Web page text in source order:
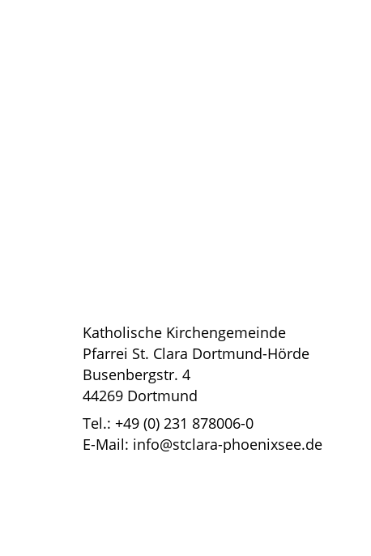
Katholische Kirchengemeinde
Pfarrei St. Clara Dortmund-Hörde
Busenbergstr. 4
44269 Dortmund
Tel.: +49 (0) 231 878006-0
E-Mail: info@stclara-phoenixsee.de